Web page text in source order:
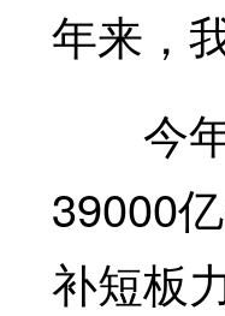
年来，
今年
39000
补短板